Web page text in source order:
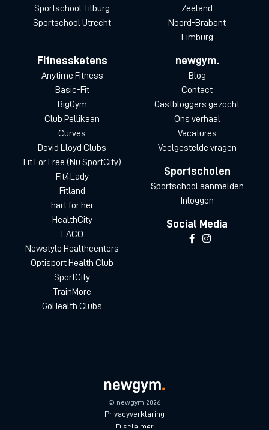
Sportschool Tilburg
Sportschool Utrecht
Zeeland
Noord-Brabant
Limburg
Fitnessketens
Anytime Fitness
Basic-Fit
BigGym
Club Pellikaan
Curves
David Lloyd Clubs
Fit For Free (Nu SportCity)
Fit4Lady
Fitland
hart for her
HealthCity
LACO
Newstyle Healthcenters
Optisport Health Club
SportCity
TrainMore
GoHealth Clubs
newgym.
Blog
Contact
Gastbloggers gezocht
Ons verhaal
Vacatures
Veelgestelde vragen
Sportscholen
Sportschool aanmelden
Inloggen
Social Media
© newgym 2026
Privacyverklaring
Disclaimer